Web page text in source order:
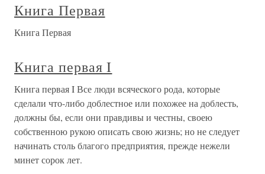
Книга Первая
Книга Первая
Книга первая I
Книга первая I Все люди всяческого рода, которые
сделали что-либо доблестное или похожее на доблесть,
должны бы, если они правдивы и честны, своею
собственною рукою описать свою жизнь; но не следует
начинать столь благого предприятия, прежде нежели
минет сорок лет.